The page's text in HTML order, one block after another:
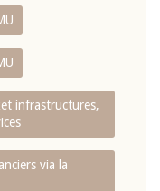
infrastructures,
via la